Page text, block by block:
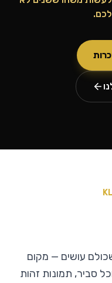
עושים — מקום
סביר, תמונות זהות